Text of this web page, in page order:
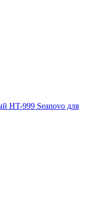
HT-999 Seanovo для